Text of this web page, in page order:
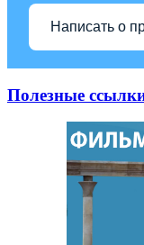
Написать о
Полезные